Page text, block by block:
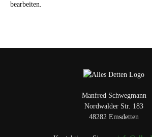
bearbeiten.
Manfred Schwegmann
Nordwalder Str. 183
48282 Emsdetten